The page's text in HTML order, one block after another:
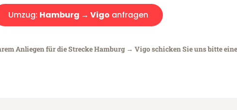
Umzug: Hamburg → Vigo anfragen
Anliegen für die Strecke Hamburg → Vigo schicken Sie uns bitte eine